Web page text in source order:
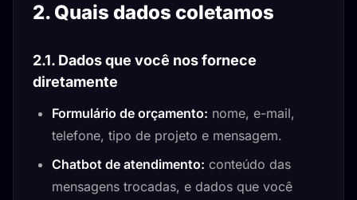
2. Quais dados coletamos
2.1. Dados que você nos fornece
diretamente
Formulário de orçamento: nome, e-mail,
telefone, tipo de projeto e mensagem.
Chatbot de atendimento: conteúdo das
mensagens trocadas, e dados que você